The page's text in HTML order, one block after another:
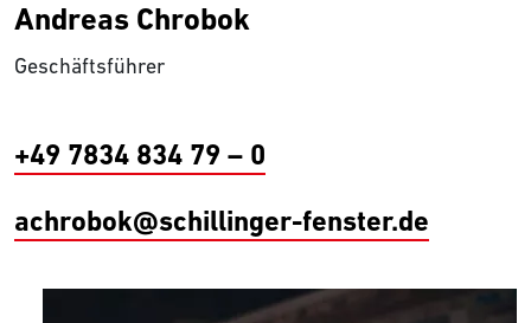
Andreas Chrobok
Geschäftsführer
+49 7834 834 79 – 0
achrobok@schillinger-fenster.de